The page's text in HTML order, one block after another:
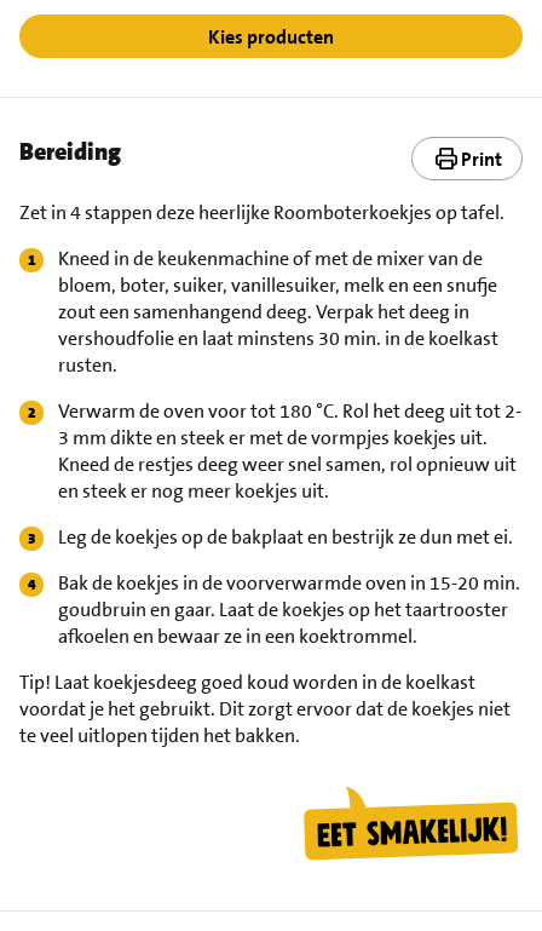
Kies producten
Bereiding Print
Zet in 4 stappen deze heerlijke Roomboterkoekjes op tafel.
Kneed in de keukenmachine of met de mixer van de
bloem, boter, suiker, vanillesuiker, melk en een snufje
zout een samenhangend deeg. Verpak het deeg in
vershoudfolie en laat minstens 30 min. in de koelkast
rusten.
Verwarm de oven voor tot 180 °C. Rol het deeg uit tot 2-
3 mm dikte en steek er met de vormpjes koekjes uit.
Kneed de restjes deeg weer snel samen, rol opnieuw uit
en steek er nog meer koekjes uit.
Leg de koekjes op de bakplaat en bestrijk ze dun met ei.
Bak de koekjes in de voorverwarmde oven in 15-20 min.
goudbruin en gaar. Laat de koekjes op het taartrooster
afkoelen en bewaar ze in een koektrommel.
Tip! Laat koekjesdeeg goed koud worden in de koelkast
voordat je het gebruikt. Dit zorgt ervoor dat de koekjes niet
te veel uitlopen tijden het bakken.